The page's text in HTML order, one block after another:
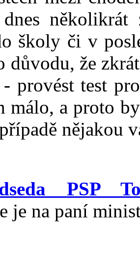
několikrát
školy či v
důvodu, že
- provést test
málo, a proto
nějakou
PSP
je na paní